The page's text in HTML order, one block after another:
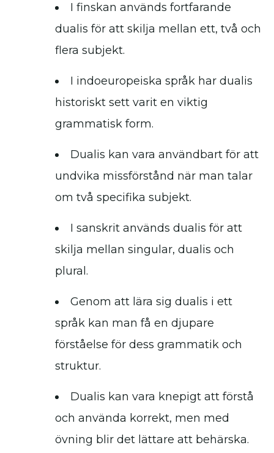
I finskan används fortfarande
dualis för att skilja mellan ett, två och
flera subjekt.
I indoeuropeiska språk har dualis
historiskt sett varit en viktig
grammatisk form.
Dualis kan vara användbart för att
undvika missförstånd när man talar
om två specifika subjekt.
I sanskrit används dualis för att
skilja mellan singular, dualis och
plural.
Genom att lära sig dualis i ett
språk kan man få en djupare
förståelse för dess grammatik och
struktur.
Dualis kan vara knepigt att förstå
och använda korrekt, men med
övning blir det lättare att behärska.